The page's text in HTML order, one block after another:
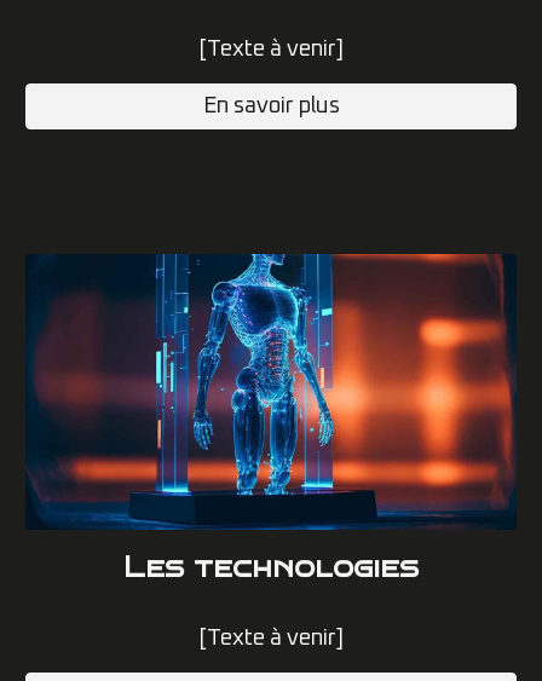
[Texte à venir]
En savoir plus
Les technologies
[Texte à venir]